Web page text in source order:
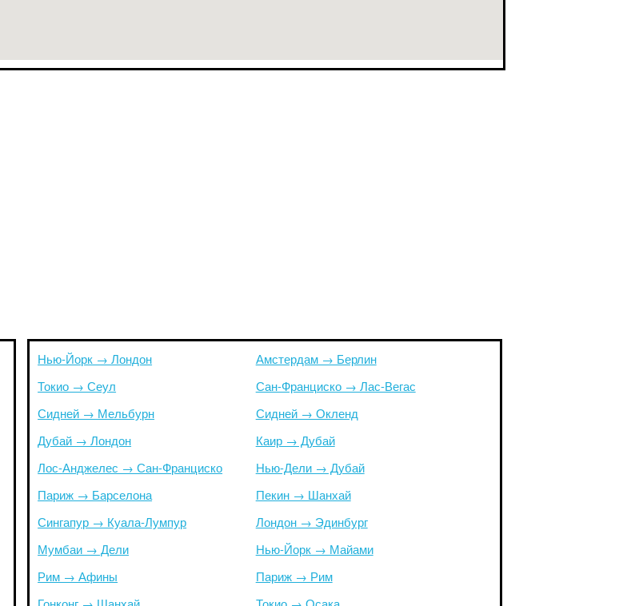
Нью-Йорк → Лондон
Токио → Сеул
Сидней → Мельбурн
Дубай → Лондон
Лос-Анджелес → Сан-Франциско
Париж → Барселона
Сингапур → Куала-Лумпур
Мумбаи → Дели
Рим → Афины
Амстердам → Берлин
Сан-Франциско → Лас-Вегас
Сидней → Окленд
Каир → Дубай
Нью-Дели → Дубай
Пекин → Шанхай
Лондон → Эдинбург
Нью-Йорк → Майами
Париж → Рим